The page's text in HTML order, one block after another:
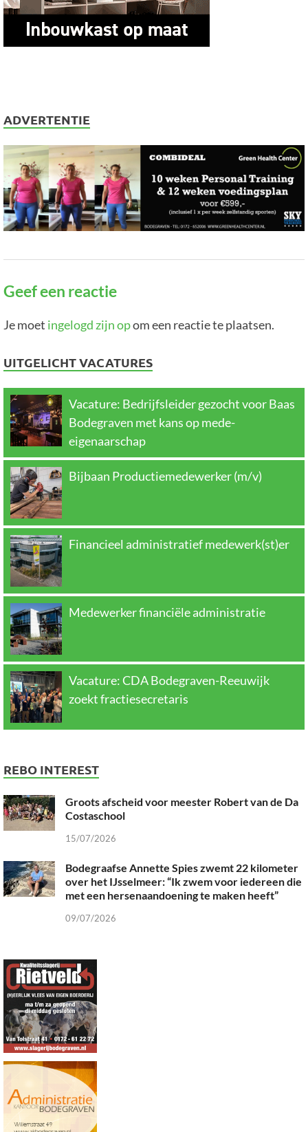
ADVERTENTIE
Geef een reactie
Je moet ingelogd zijn opom een reactie te plaatsen.
UITGELICHT VACATURES
Vacature: Bedrijfsleider gezocht voor Baas
Bodegraven met kans op mede-
eigenaarschap
Bijbaan Productiemedewerker (m/v)
Financieel administratief medewerk(st)er
Medewerker financiële administratie
Vacature: CDA Bodegraven-Reeuwijk
zoekt fractiesecretaris
REBO INTEREST
Groots afscheid voor meester Robert van de Da
Costaschool
15/07/2026
Bodegraafse Annette Spies zwemt 22 kilometer
over het IJsselmeer: “Ik zwem voor iedereen die
met een hersenaandoening te maken heeft”
09/07/2026